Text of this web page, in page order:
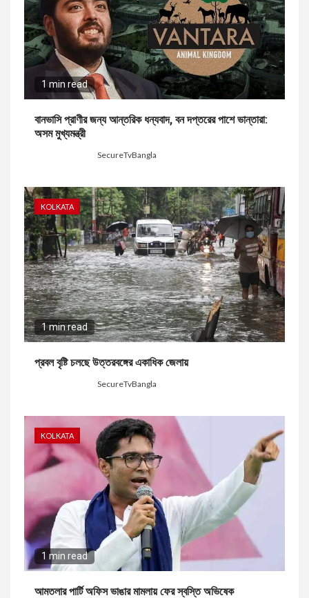
1 min read
বানভাসি প্রাণীর জন্য আন্তরিক ধন্যবাদ, বন দপ্তরের পাশে ভান্তারা:
অসম মুখ্যমন্ত্রী
SecureTvBangla
KOLKATA
1 min read
প্রবল বৃষ্টি চলছে উত্তরবঙ্গের একাধিক জেলায়
SecureTvBangla
KOLKATA
1 min read
আমতলার পার্টি অফিস ভাঙার মামলায় ফের স্বস্তি অভিষেক